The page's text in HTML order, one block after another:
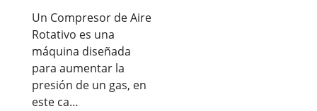
Un Compresor de Aire
Rotativo es una
máquina diseñada
para aumentar la
presión de un gas, en
este ca…